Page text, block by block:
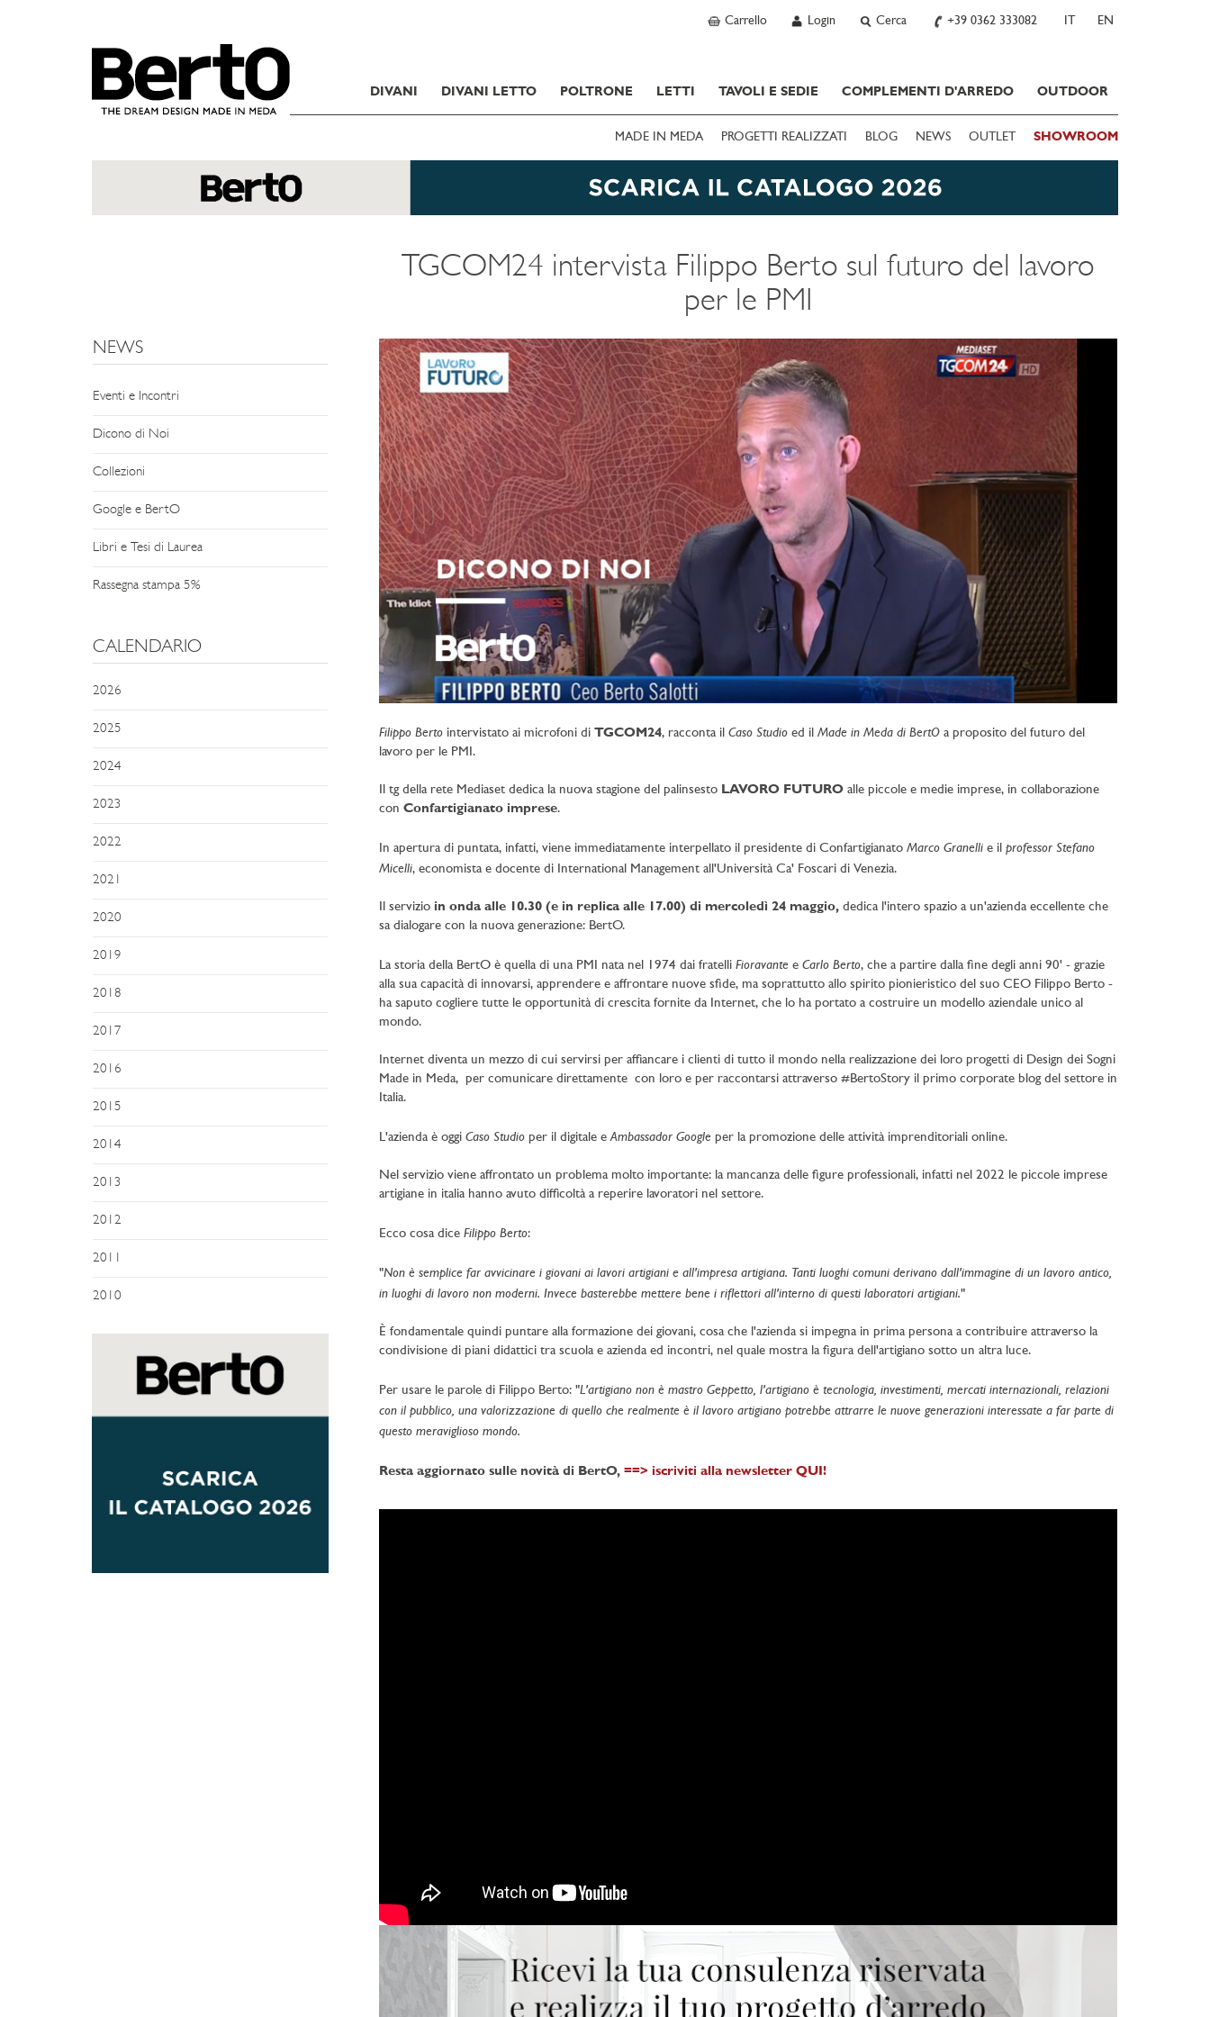
Carrello Login Cerca +39 0362 333082 IT EN
DIVANI DIVANI LETTO POLTRONE LETTI TAVOLI E SEDIE COMPLEMENTI D'ARREDO OUTDOOR
MADE IN MEDA PROGETTI REALIZZATI BLOG NEWS OUTLET SHOWROOM
TGCOM24 intervista Filippo Berto sul futuro del lavoro
per le PMI
NEWS
Eventi e Incontri
Dicono di Noi
Collezioni
Google e BertO
Libri e Tesi di Laurea
Rassegna stampa 5%
CALENDARIO
2026
2025
2024
2023
2022
2021
2020
2019
2018
2017
2016
2015
2014
2013
2012
2011
2010
Filippo Bertointervistato ai microfoni di TGCOM24, racconta il Caso Studioed il Made in Meda di BertO a proposito del futuro del
lavoro per le PMI.
Il tg della rete Mediaset dedica la nuova stagione del palinsestoLAVORO FUTUROalle piccole e medie imprese, in collaborazione
con Confartigianato imprese.
In apertura di puntata, infatti, viene immediatamente interpellato il presidente di Confartigianato Marco Granelli e ilprofessor Stefano
Micelli, economista e docente di International Management all'Università Ca' Foscari di Venezia.
Il servizio in onda alle 10.30 (e in replica alle 17.00) di mercoledì 24 maggio,dedica l'intero spazio a un'azienda eccellente che
sa dialogare con la nuova generazione: BertO.
La storia della BertO è quella di una PMI nata nel 1974 dai fratelli Fioravantee Carlo Berto, che a partire dalla fine degli anni 90' - grazie
alla sua capacità di innovarsi, apprendere e affrontare nuove sfide, ma soprattutto allo spirito pionieristico del suo CEO Filippo Berto -
ha saputo cogliere tutte le opportunità di crescita fornite da Internet, che lo ha portato a costruire un modello aziendale unico al
mondo.
Internet diventa un mezzo di cui servirsi per affiancare i clienti di tutto il mondo nella realizzazione dei loro progetti di Design dei Sogni
Made in Meda, per comunicare direttamente con loro e per raccontarsi attraverso #BertoStory il primo corporate blog del settore in
Italia.
L'azienda è oggiCaso Studioper il digitale eAmbassador Googleper la promozione delle attività imprenditoriali online.
Nel servizio viene affrontato un problema molto importante: la mancanza delle figure professionali, infatti nel 2022 le piccole imprese
artigiane in italia hanno avuto difficoltà a reperire lavoratori nel settore.
Ecco cosa dice Filippo Berto:
"Non è semplice far avvicinare i giovani ai lavori artigiani e all'impresa artigiana. Tanti luoghi comuni derivano dall'immagine di un lavoro antico,
in luoghi di lavoro non moderni. Invece basterebbe mettere bene i riflettori all'interno di questi laboratori artigiani."
È fondamentale quindi puntare alla formazione dei giovani, cosa che l'azienda si impegna in prima persona a contribuire attraverso la
condivisione di piani didattici tra scuola e azienda ed incontri, nel quale mostra la figura dell'artigiano sotto un altra luce.
Per usare le parole di Filippo Berto: "L'artigiano non è mastro Geppetto, l'artigiano è tecnologia, investimenti, mercati internazionali, relazioni
con il pubblico, una valorizzazione di quello che realmente è il lavoro artigiano potrebbe attrarre le nuove generazioni interessate a far parte di
questo meraviglioso mondo.
Resta aggiornato sulle novità di BertO,==> iscriviti alla newsletter QUI!